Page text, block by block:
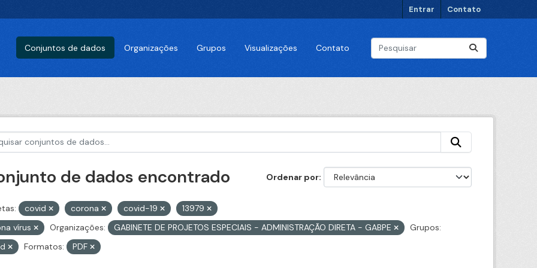
Entrar Contato
Conjuntos de dados Organizações Grupos Visualizações Contato
Ordenar por
de dados encontrado
covid corona covid-19
13979
vírus
Organizações: GABINETE DE PROJETOS ESPECIAIS - ADMINISTRAÇÃO DIRETA - GABPE
Grupos:
Formatos: PDF